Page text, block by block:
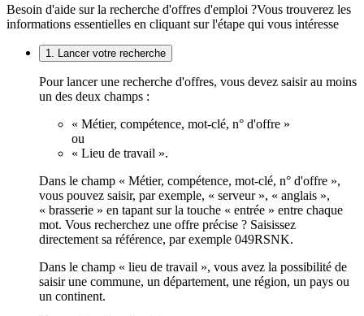
Besoin d'aide sur la recherche d'offres d'emploi ?Vous trouverez les
informations essentielles en cliquant sur l'étape qui vous intéresse
1. Lancer votre recherche
Pour lancer une recherche d'offres, vous devez saisir au moins
un des deux champs :
« Métier, compétence, mot-clé, n° d'offre »
ou
« Lieu de travail ».
Dans le champ « Métier, compétence, mot-clé, n° d'offre »,
vous pouvez saisir, par exemple, « serveur », « anglais »,
« brasserie » en tapant sur la touche « entrée » entre chaque
mot. Vous recherchez une offre précise ? Saisissez
directement sa référence, par exemple 049RSNK.
Dans le champ « lieu de travail », vous avez la possibilité de
saisir une commune, un département, une région, un pays ou
un continent.